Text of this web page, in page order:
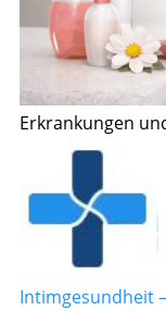
Erkrankungen
Intimgesundheit